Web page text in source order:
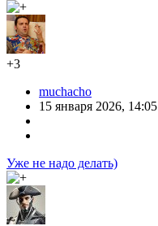
+3
muchacho
15 января 2026, 14:05
Уже не надо делать)